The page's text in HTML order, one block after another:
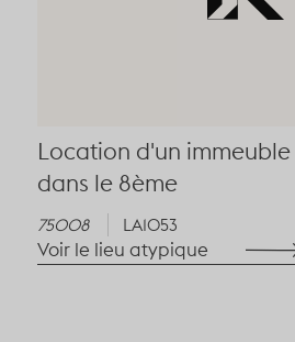
Location d'un
dans le 8ème
75008 LA1053
Voir le lieu atypique